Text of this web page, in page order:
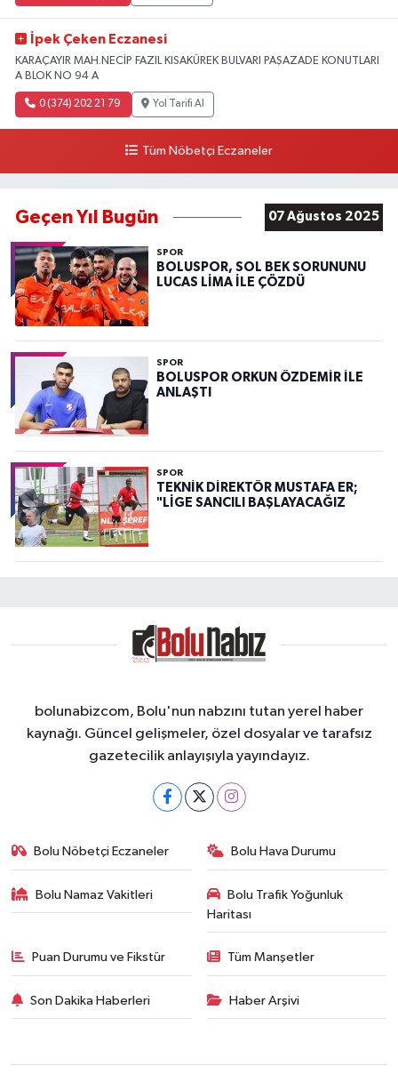
İpek Çeken Eczanesi
KARAÇAYIR MAH.NECİP FAZIL KISAKÜREK BULVARI PAŞAZADE KONUTLARI
A BLOK NO 94 A
0 (374) 202 21 79 Yol Tarifi Al
Tüm Nöbetçi Eczaneler
Geçen Yıl Bugün 07 Ağustos 2025
SPOR
BOLUSPOR, SOL BEK SORUNUNU
LUCAS LİMA İLE ÇÖZDÜ
SPOR
BOLUSPOR ORKUN ÖZDEMİR İLE
ANLAŞTI
SPOR
TEKNİK DİREKTÖR MUSTAFA ER;
"LİGE SANCILI BAŞLAYACAĞIZ
bolunabizcom, Bolu'nun nabzını tutan yerel haber
kaynağı. Güncel gelişmeler, özel dosyalar ve tarafsız
gazetecilik anlayışıyla yayındayız.
Bolu Nöbetçi Eczaneler Bolu Hava Durumu
Bolu Namaz Vakitleri
Bolu Trafik Yoğunluk
Haritası
Puan Durumu ve Fikstür Tüm Manşetler
Son Dakika Haberleri Haber Arşivi